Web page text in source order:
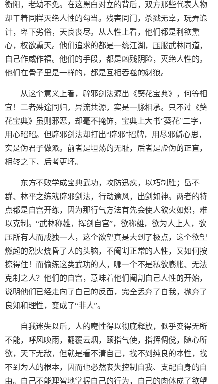
衡阳，老幼不免。在这黑白对立的背后，双方那些代表人物
却干着同样灭绝人性的勾当。残害同门，杀戮无辜，玩弄诡
计，卑下劣俗，天良丧尽。从人性上看，他们都是利欲熏
心，权欲熏天。他们追求的都是一统江湖，压服武林同道，
自己作威作福。他们的手段，都是凶残阴险，灭绝人性的。
他们在骨子里是一样的，都是互相吞噬的豺狼。
从这个意义上看，辟邪剑法源出《葵花宝典》，何等相
宜！二者殊途同归，异流共源，实是一脉相承。只不过《葵
花宝典》虽则邪恶，却毫不掩饰，宝典上大书“葵花”二字，
用心昭昭。但辟邪剑法却打出“辟邪”招牌，用尽邪僻心思，
实是伪君子做派。前者是坦荡的无耻，后者是虚伪的正直，
相较之下，后者更坏。
东方不败学成宝典武功，攻防迅疾，以巧制胜；岳不
群、林平之练就辟邪剑法，行动逾风，出剑如神。两者的特
点都是自宫开练，因为那行气方法首先会使人欲火如炽，难
以克制。“武林称雄，挥剑自宫”，欲称雄，欲为人上人，欲
压所有人而成独一人，这个欲望真是大到了极点，这个欲望
燃起的烈火烧昏了人的头脑，不阉割正常的人性，又如何按
捺得住！而偷练这类武功的人，哪一个不是私欲膨胀、无法
克制之人？他们的自宫，意味着他们阉割自己人性的开始，
说明他们已经走向了自己的反面，完全丢弃了自我，抛弃了
良知和理性，变成了“非人”。
自我迷失以后，人的魔性得以彻底释放，似乎变得无所
不能，呼风唤雨，翻覆云烟，颐指气使，指挥倜傥，随心所
欲，天下无敌，但就是看不清自己，找不到纯良的本性，找
不到为人的根本，因而也必然丧失控制自我、支配自身的自
由。自己不能理智地掌握自己的行为，自己的肉体成了欲望